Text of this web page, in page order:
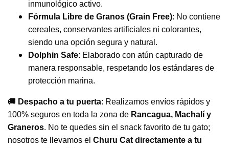
inmunológico activo.
Fórmula Libre de Granos (Grain Free): No contiene
cereales, conservantes artificiales ni colorantes,
siendo una opción segura y natural.
Dolphin Safe: Elaborado con atún capturado de
manera responsable, respetando los estándares de
protección marina.
🚚 Despacho a tu puerta: Realizamos envíos rápidos y
100% seguros en toda la zona de Rancagua, Machalí y
Graneros. No te quedes sin el snack favorito de tu gato;
nosotros te llevamos el Churu Cat directamente a tu